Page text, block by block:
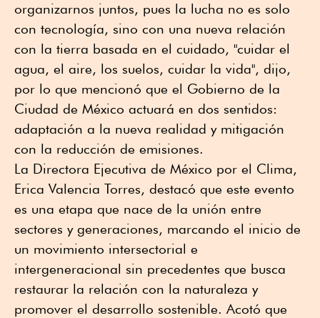
organizarnos juntos, pues la lucha no es solo
con tecnología, sino con una nueva relación
con la tierra basada en el cuidado, "cuidar el
agua, el aire, los suelos, cuidar la vida", dijo,
por lo que mencionó que el Gobierno de la
Ciudad de México actuará en dos sentidos:
adaptación a la nueva realidad y mitigación
con la reducción de emisiones.
La Directora Ejecutiva de México por el Clima,
Erica Valencia Torres, destacó que este evento
es una etapa que nace de la unión entre
sectores y generaciones, marcando el inicio de
un movimiento intersectorial e
intergeneracional sin precedentes que busca
restaurar la relación con la naturaleza y
promover el desarrollo sostenible. Acotó que